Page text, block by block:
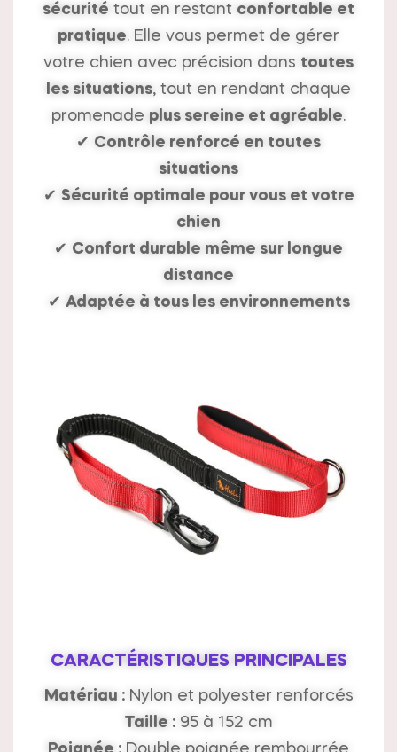
sécurité tout en restant confortable et
pratique. Elle vous permet de gérer
votre chien avec précision dans toutes
les situations, tout en rendant chaque
promenade plus sereine et agréable.
✔ Contrôle renforcé en toutes
situations
✔ Sécurité optimale pour vous et votre
chien
✔ Confort durable même sur longue
distance
✔ Adaptée à tous les environnements
CARACTÉRISTIQUES PRINCIPALES
Matériau :Nylon et polyester renforcés
Taille : 95 à 152 cm